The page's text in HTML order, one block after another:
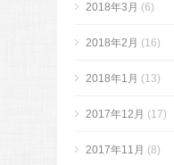
2018年3月 (6)
2018年2月 (16)
2018年1月 (13)
2017年12月 (17)
2017年11月 (8)